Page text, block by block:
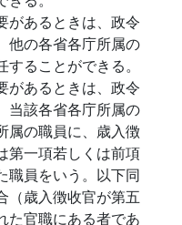
があるときは、政令
他の各省各庁所属の
ることができる。
があるときは、政令
当該各省各庁所属の
属の職員に、歳入徴
第一項若しくは前項
職員をいう。以下同
（歳入徴收官が第五
た官職にある者であ